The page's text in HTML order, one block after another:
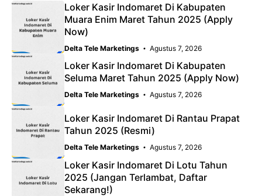
Loker Kasir Indomaret Di Kabupaten
Muara Enim Maret Tahun 2025 (Apply
Now)
Delta Tele Marketings Agustus 7, 2026
Loker Kasir Indomaret Di Kabupaten
Seluma Maret Tahun 2025 (Apply Now)
Delta Tele Marketings Agustus 7, 2026
Loker Kasir Indomaret Di Rantau Prapat
Tahun 2025 (Resmi)
Delta Tele Marketings Agustus 7, 2026
Loker Kasir Indomaret Di Lotu Tahun
2025 (Jangan Terlambat, Daftar
Sekarang!)